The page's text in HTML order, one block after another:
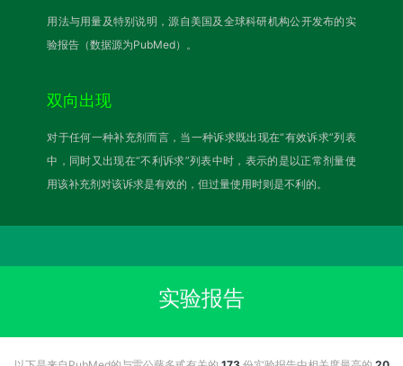
用法与用量及特别说明，源自美国及全球科研机构公开发布的实
验报告（数据源为PubMed）。
双向出现
对于任何一种补充剂而言，当一种诉求既出现在“有效诉求”列表
中，同时又出现在“不利诉求”列表中时，表示的是以正常剂量使
用该补充剂对该诉求是有效的，但过量使用时则是不利的。
实验报告